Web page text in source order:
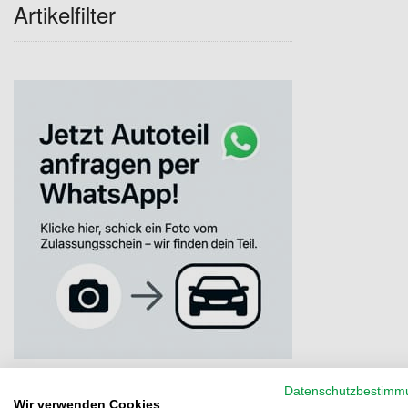
Artikelfilter
Wir verwenden Cookies